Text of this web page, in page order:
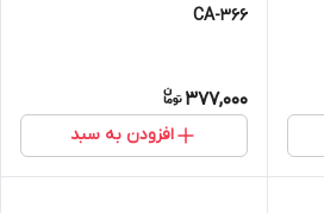
CA-366
377,000
افزودن به سبد